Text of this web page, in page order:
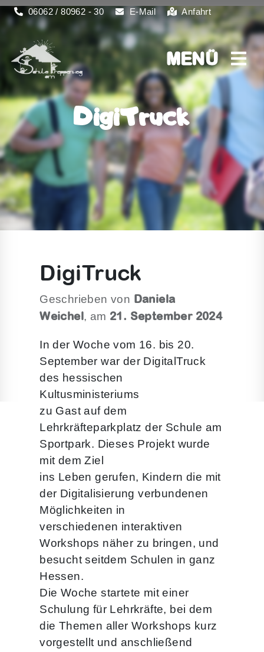
06062 / 80962 - 30 E-Mail Anfahrt
MENÜ
MENÜ
DigiTruck
DigiTruck
Geschrieben von Daniela
Weichel, am 21. September 2024
In der Woche vom 16. bis 20.
September war der DigitalTruck
des hessischen
Kultusministeriums
zu Gast auf dem
Lehrkräfteparkplatz der Schule am
Sportpark. Dieses Projekt wurde
mit dem Ziel
ins Leben gerufen, Kindern die mit
der Digitalisierung verbundenen
Möglichkeiten in
verschiedenen interaktiven
Workshops näher zu bringen, und
besucht seitdem Schulen in ganz
Hessen.
Die Woche startete mit einer
Schulung für Lehrkräfte, bei dem
die Themen aller Workshops kurz
vorgestellt und anschließend